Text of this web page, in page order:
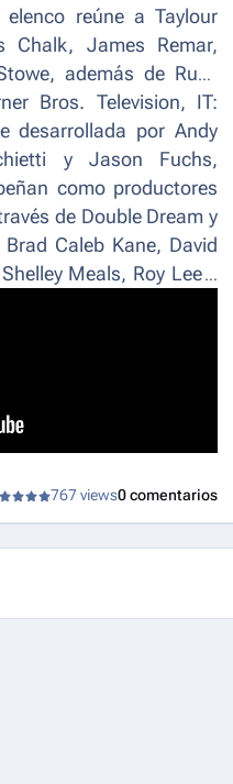
reúne a Taylour
Chalk, James Remar,
además de Rudy
Bros. Television, IT:
desarrollada por Andy
y Jason Fuchs,
como productores
de Double Dream y
Caleb Kane, David
Meals, Roy Lee y
767 views0 comentarios